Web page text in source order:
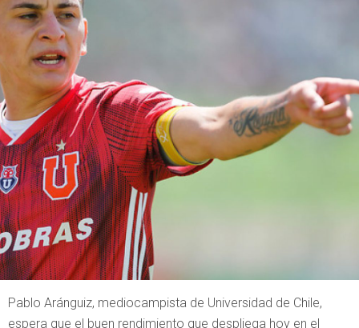
Pablo Aránguiz, mediocampista de Universidad de Chile,
espera que el buen rendimiento que despliega hoy en el